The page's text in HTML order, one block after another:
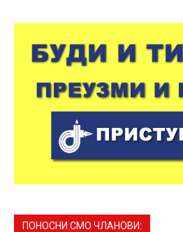
ПОНОСНИ СМО ЧЛАНОВИ: